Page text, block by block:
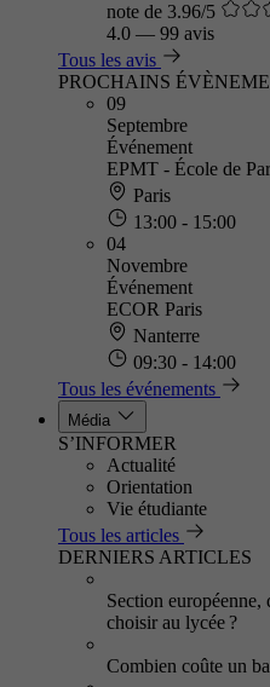
note de 3.96/5
4.0 — 99 avis
Tous les avis
PROCHAINS
09
Septembre
Événement
EPMT - École de
Paris
13:00 - 15:00
04
Novembre
Événement
ECOR Paris
Nanterre
09:30 - 14:00
Tous les événements
Média
S’INFORMER
Actualité
Orientation
Vie étudiante
Tous les articles
DERNIERS ARTICLES
Section européenne,
choisir au lycée ?
Combien coûte un